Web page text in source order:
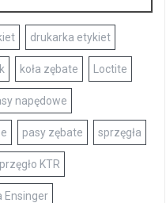
drukarka etykiet
koła zębate Loctite
napędowe
pasy zębate sprzęgła
KTR
Ensinger